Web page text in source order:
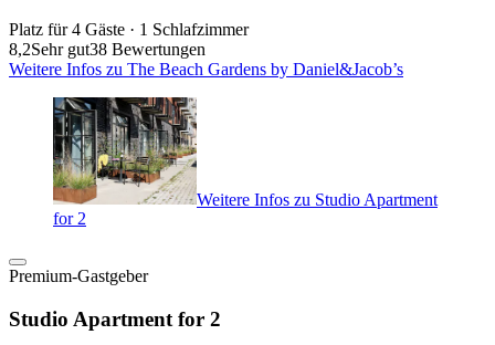
Platz für 4 Gäste · 1 Schlafzimmer
8,2Sehr gut38 Bewertungen
Weitere Infos zu The Beach Gardens by Daniel&Jacob’s
Weitere Infos zu Studio Apartment
for 2
Premium-Gastgeber
Studio Apartment for 2